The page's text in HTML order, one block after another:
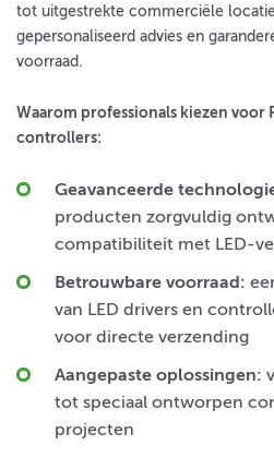
tot uitgestrekte commerciële
gepersonaliseerd advies en
voorraad.
Waarom professionals kiezen voor
controllers:
Geavanceerde
producten zorgvuldig
compatibiliteit met LED-
Betrouwbare voorraad:
van LED drivers en
voor directe verzending
Aangepaste oplossingen:
tot speciaal ontworpen
projecten